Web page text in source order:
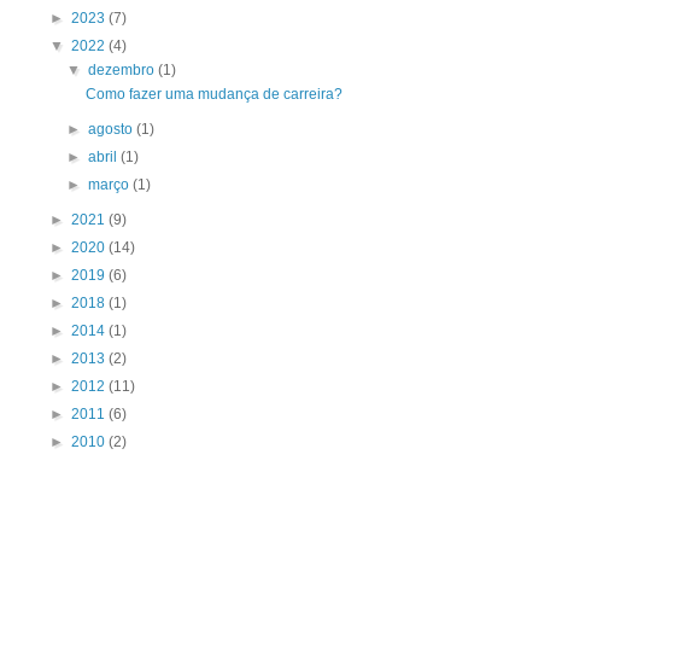
► 2023 (7)
▼ 2022 (4)
▼dezembro(1)
Como fazer uma mudança de carreira?
►agosto(1)
►abril(1)
►março(1)
► 2021 (9)
► 2020 (14)
► 2019 (6)
► 2018 (1)
► 2014 (1)
► 2013 (2)
► 2012 (11)
► 2011 (6)
► 2010 (2)